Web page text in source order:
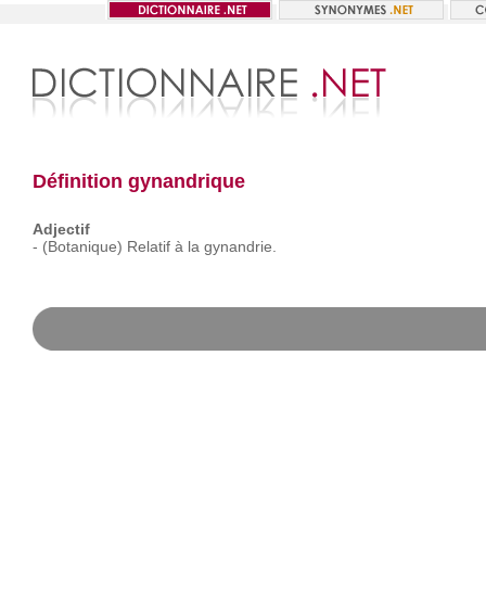
Définition gynandrique
Adjectif
- (Botanique) Relatif à la gynandrie.